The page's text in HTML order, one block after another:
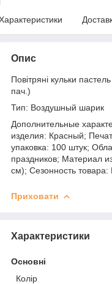
Опис
Повітряні кульки
пач.)
Тип: Воздушный шарик
Дополнительные
изделия: Красный;
упаковка: 100 штук;
праздников; Материал
см); Сезонность товара:
Приховати
Характеристики
Основні
Колір